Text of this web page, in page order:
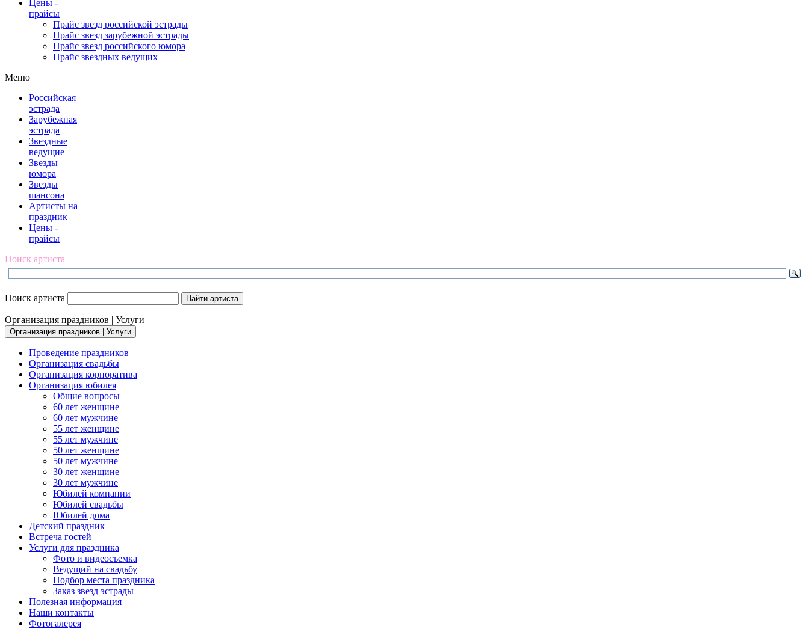
Цены -
прайсы
Прайс звезд российской эстрады
Прайс звезд зарубежной эстрады
Прайс звезд российского юмора
Прайс звездных ведущих
Меню
Российская
эстрада
Зарубежная
эстрада
Звездные
ведущие
Звезды
юмора
Звезды
шансона
Артисты на
праздник
Цены -
прайсы
Поиск артиста
Поиск артиста
Организация праздников | Услуги
Организация праздников | Услуги
Проведение праздников
Организация свадьбы
Организация корпоратива
Организация юбилея
Общие вопросы
60 лет женщине
60 лет мужчине
55 лет женщине
55 лет мужчине
50 лет женщине
50 лет мужчине
30 лет женщине
30 лет мужчине
Юбилей компании
Юбилей свадьбы
Юбилей дома
Детский праздник
Встреча гостей
Услуги для праздника
Фото и видеосъемка
Ведущий на свадьбу
Подбор места праздника
Заказ звезд эстрады
Полезная информация
Наши контакты
Фотогалерея